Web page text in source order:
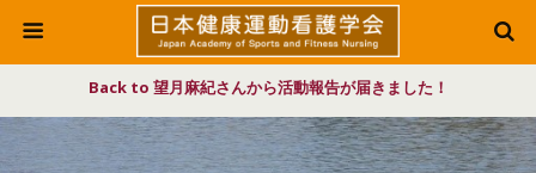
Back to 望月麻紀さんから活動報告が届きました！